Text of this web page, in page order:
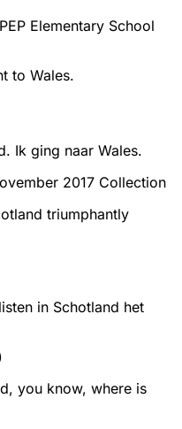
Elementary School
to Wales.
Ik ging naar Wales.
2017 Collection
triumphantly
in Schotland het
you know, where is